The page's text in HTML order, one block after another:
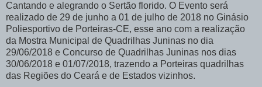
Cantando e alegrando o Sertão florido. O Evento será
realizado de 29 de junho a 01 de julho de 2018 no Ginásio
Poliesportivo de Porteiras-CE, esse ano com a realização
da Mostra Municipal de Quadrilhas Juninas no dia
29/06/2018 e Concurso de Quadrilhas Juninas nos dias
30/06/2018 e 01/07/2018, trazendo a Porteiras quadrilhas
das Regiões do Ceará e de Estados vizinhos.